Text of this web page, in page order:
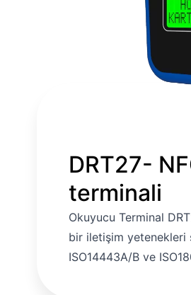
DRT27-
terminali
Okuyucu Terminal
bir iletişim yetenekleri
ISO14443A/B ve